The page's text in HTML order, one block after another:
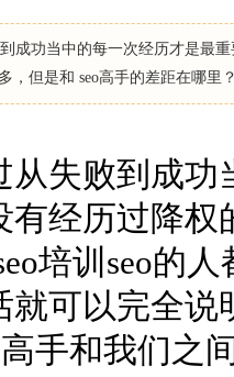
成功当中的每一次经历才是最
，但是和 seo高手的差距在哪
从失败到成
经历过降权
培训seo的
可以完全说
手和我们之